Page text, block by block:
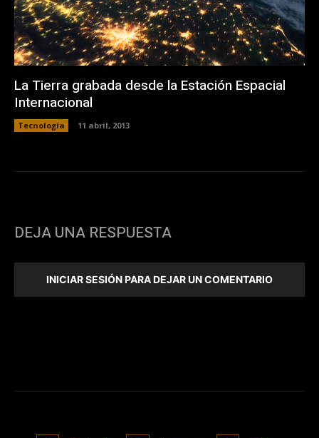
La Tierra grabada desde la Estación Espacial
Internacional
Tecnología 11 abril, 2013
DEJA UNA RESPUESTA
INICIAR SESIÓN PARA DEJAR UN COMENTARIO